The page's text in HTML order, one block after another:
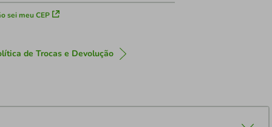
sei meu CEP
de Trocas e Devolução